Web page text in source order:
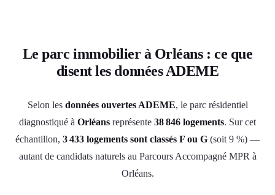
Le parc immobilier à Orléans : ce que
disent les données ADEME
Selon les données ouvertes ADEME, le parc résidentiel
diagnostiqué à Orléans représente 38 846 logements. Sur cet
échantillon, 3 433 logements sont classés F ou G (soit 9 %) —
autant de candidats naturels au Parcours Accompagné MPR à
Orléans.